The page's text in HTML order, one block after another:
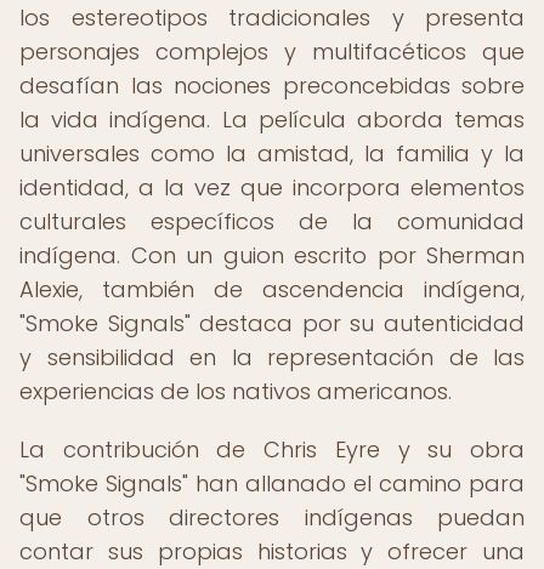
los estereotipos tradicionales y presenta
personajes complejos y multifacéticos que
desafían las nociones preconcebidas sobre
la vida indígena. La película aborda temas
universales como la amistad, la familia y la
identidad, a la vez que incorpora elementos
culturales específicos de la comunidad
indígena. Con un guion escrito por Sherman
Alexie, también de ascendencia indígena,
"Smoke Signals" destaca por su autenticidad
y sensibilidad en la representación de las
experiencias de los nativos americanos.
La contribución de Chris Eyre y su obra
"Smoke Signals" han allanado el camino para
que otros directores indígenas puedan
contar sus propias historias y ofrecer una